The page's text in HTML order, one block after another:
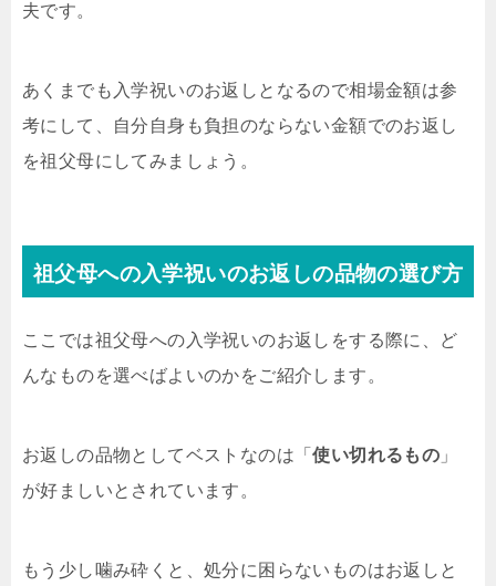
夫です。
あくまでも入学祝いのお返しとなるので相場金額は参
考にして、自分自身も負担のならない金額でのお返し
を祖父母にしてみましょう。
祖父母への入学祝いのお返しの品物の選び方
ここでは祖父母への入学祝いのお返しをする際に、ど
んなものを選べばよいのかをご紹介します。
お返しの品物としてベストなのは「使い切れるもの 」
が好ましいとされています。
もう少し噛み砕くと、処分に困らないものはお返しと